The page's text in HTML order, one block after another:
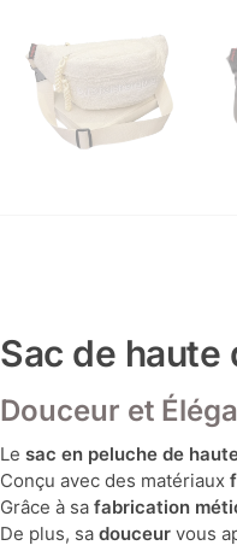
Sac de haute
Douceur et
Le sac en peluche de
Conçu avec des matériaux
Grâce à safabrication
De plus, sadouceur vous